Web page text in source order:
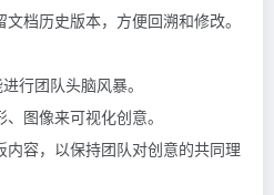
档历史版本，方便回溯和修改。
行团队头脑风暴。
图像来可视化创意。
内容，以保持团队对创意的共同理